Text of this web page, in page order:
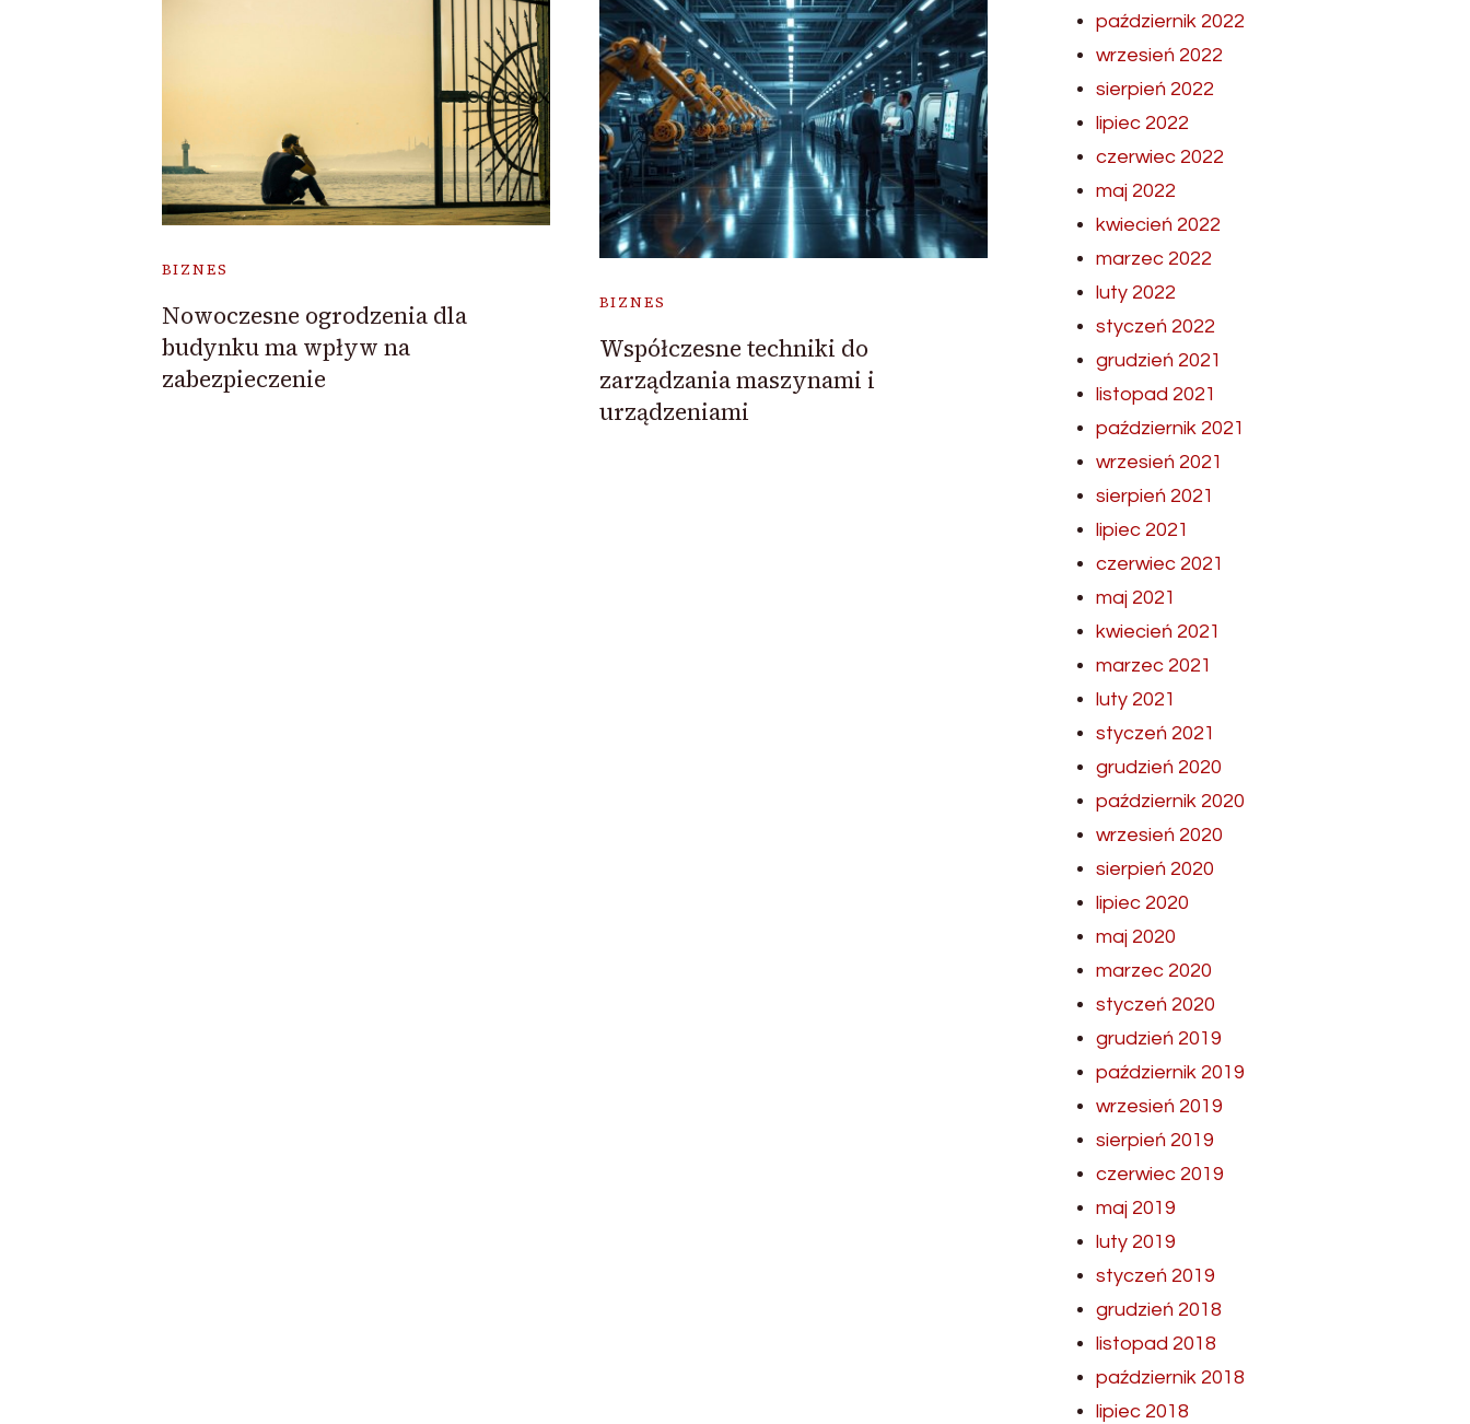
BIZNES
Nowoczesne ogrodzenia dla
budynku ma wpływ na
zabezpieczenie
BIZNES
Współczesne techniki do
zarządzania maszynami i
urządzeniami
październik 2022
wrzesień 2022
sierpień 2022
lipiec 2022
czerwiec 2022
maj 2022
kwiecień 2022
marzec 2022
luty 2022
styczeń 2022
grudzień 2021
listopad 2021
październik 2021
wrzesień 2021
sierpień 2021
lipiec 2021
czerwiec 2021
maj 2021
kwiecień 2021
marzec 2021
luty 2021
styczeń 2021
grudzień 2020
październik 2020
wrzesień 2020
sierpień 2020
lipiec 2020
maj 2020
marzec 2020
styczeń 2020
grudzień 2019
październik 2019
wrzesień 2019
sierpień 2019
czerwiec 2019
maj 2019
luty 2019
styczeń 2019
grudzień 2018
listopad 2018
październik 2018
lipiec 2018